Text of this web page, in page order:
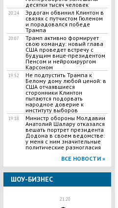
десятки тысяч человек
20:24
Эрдоган обвинил Клинтон в
связях с путчистом Гюленом
и порадовался победе
Трампа
20:07
Трамп активно формирует
свою команду: новый глава
США проведет встречу с
будущим вице-президентом
Пенсом и нейрохирургом
Карсоном
19:52
Не подпустить Трампа к
Белому дому любой ценой: в
США отчаявшиеся
сторонники Клинтон
пытаются подорвать
народное доверие к
институту выборов
19:18
Министр обороны Молдавии
Анатолий Шалару отказался
вешать портрет президента
Додона в своем ведомстве:
у меня с ним значительные
политические разногласия
ВСЕ НОВОСТИ »
ШОУ-БИЗНЕС
21:20